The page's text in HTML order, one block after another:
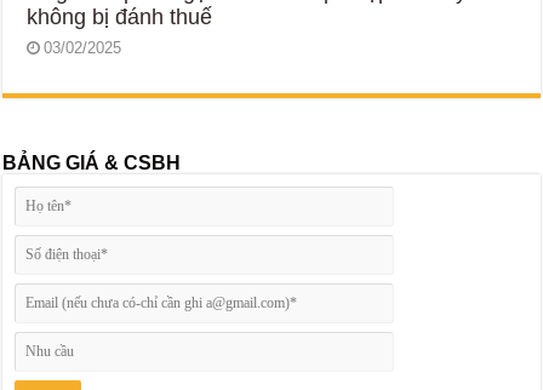
không bị đánh thuế
03/02/2025
BẢNG GIÁ & CSBH